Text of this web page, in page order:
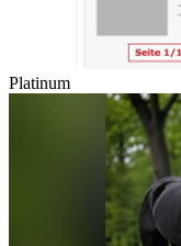
Platinum